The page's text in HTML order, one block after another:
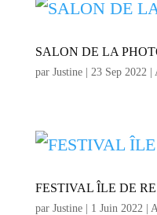
SALON DE LA
par Justine| 23 Sep 2022|
FESTIVAL ÎLE DE
par Justine| 1 Juin 2022|